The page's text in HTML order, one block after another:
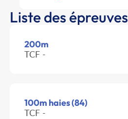
Liste des épreuves
200m
TCF -
100m haies (84)
TCF -